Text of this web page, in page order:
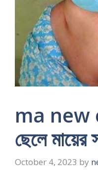
ma new
ছেলে মায়ের
October 4, 2023 by